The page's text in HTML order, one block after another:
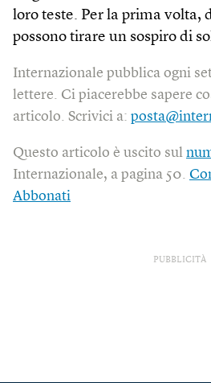
loro teste. Per la prima volta,
possono tirare un sospiro di
Internazionale pubblica ogni
lettere. Ci piacerebbe sapere
articolo. Scrivici a:
Questo articolo è uscito sul
Internazionale, a pagina 50.
Abbonati
PUBBLICITÀ